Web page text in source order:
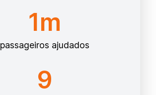
1m
passageiros ajudados
9